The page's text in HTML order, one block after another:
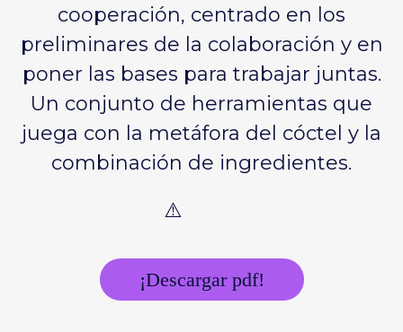
cooperación, centrado en los
preliminares de la colaboración y en
poner las bases para trabajar juntas.
Un conjunto de herramientas que
juega con la metáfora del cóctel y la
combinación de ingredientes.
¡Descargar pdf!